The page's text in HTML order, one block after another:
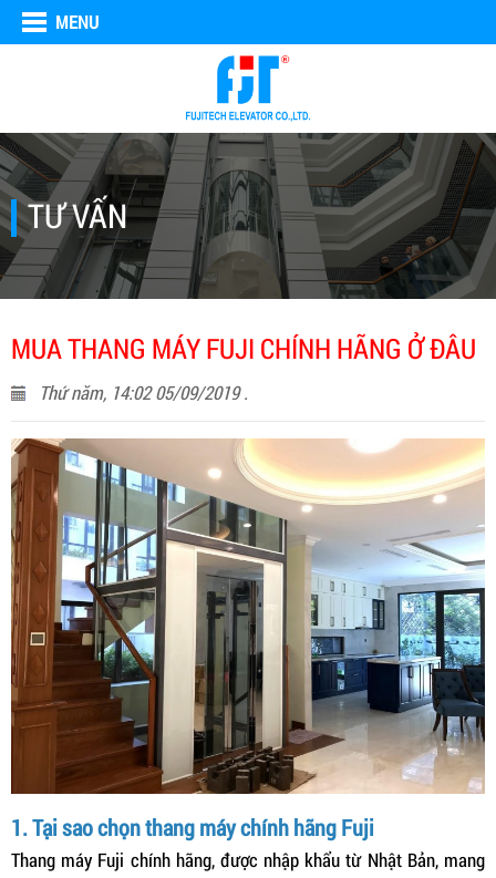
MENU
TƯ VẤN
MUA THANG MÁY FUJI CHÍNH HÃNG Ở ĐÂU
Thứ năm, 14:02 05/09/2019 .
1. Tại sao chọn thang máy chính hãng Fuji
Thang máy Fuji chính hãng, được nhập khẩu từ Nhật Bản, mang